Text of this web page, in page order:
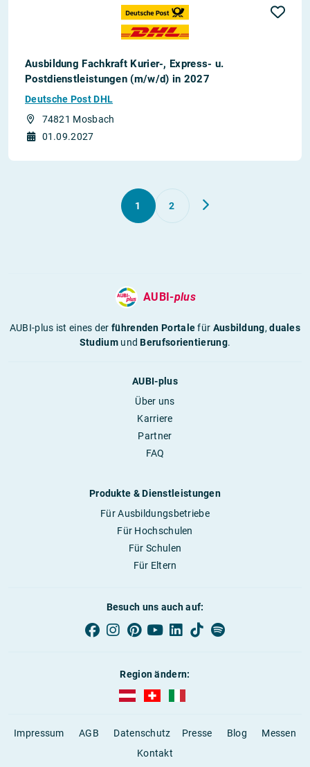
Ausbildung Fachkraft Kurier-, Express- u.
Postdienstleistungen (m/w/d) in 2027
Deutsche Post DHL
74821 Mosbach
01.09.2027
1 2
AUBI-plus
AUBI-plus ist eines derführenden Portalefür Ausbildung,duales
StudiumundBerufsorientierung.
AUBI-plus
Über uns
Karriere
Partner
FAQ
Produkte & Dienstleistungen
Für Ausbildungsbetriebe
Für Hochschulen
Für Schulen
Für Eltern
Besuch uns auch auf:
Region ändern:
AUBI-plus Österreich (deutsch)
Impressum AGB Datenschutz Presse Blog
Messen
Kontakt